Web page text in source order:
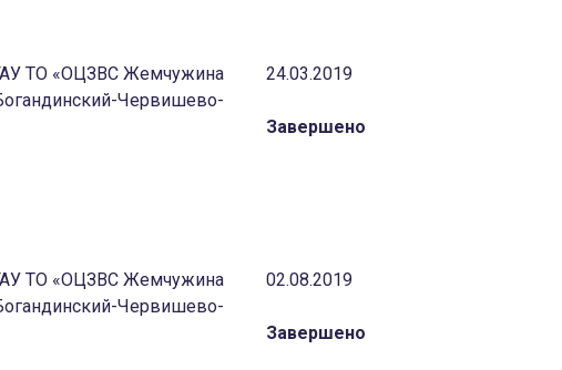
ТО «ОЦЗВС Жемчужина
Червишево-
24.03.2019
Завершено
ТО «ОЦЗВС Жемчужина
Червишево-
02.08.2019
Завершено